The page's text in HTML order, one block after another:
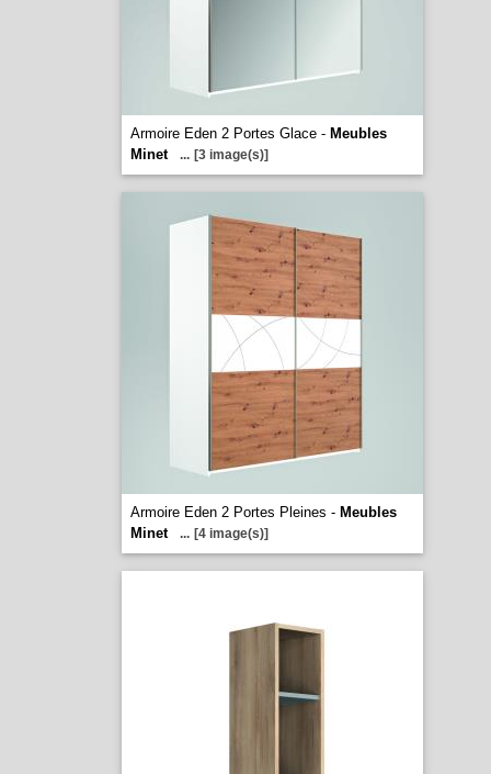
Armoire Eden 2 Portes Glace - Meubles
Minet
... [3 image(s)]
Armoire Eden 2 Portes Pleines - Meubles
Minet
... [4 image(s)]